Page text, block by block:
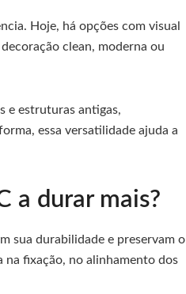
Hoje, há opções com visual
clean, moderna ou
e estruturas antigas,
essa versatilidade ajuda a
a durar mais?
sua durabilidade e preservam o
na fixação, no alinhamento dos